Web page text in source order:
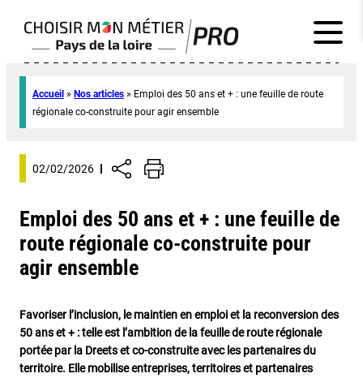
Accueil » Nos articles » Emploi des 50 ans et + : une feuille de route
régionale co-construite pour agir ensemble
02/02/2026
Emploi des 50 ans et + : une feuille de
route régionale co-construite pour
agir ensemble
Favoriser l’inclusion, le maintien en emploi et la reconversion des
50 ans et + : telle est l’ambition de la feuille de route régionale
portée par la Dreets et co-construite avec les partenaires du
territoire. Elle mobilise entreprises, territoires et partenaires